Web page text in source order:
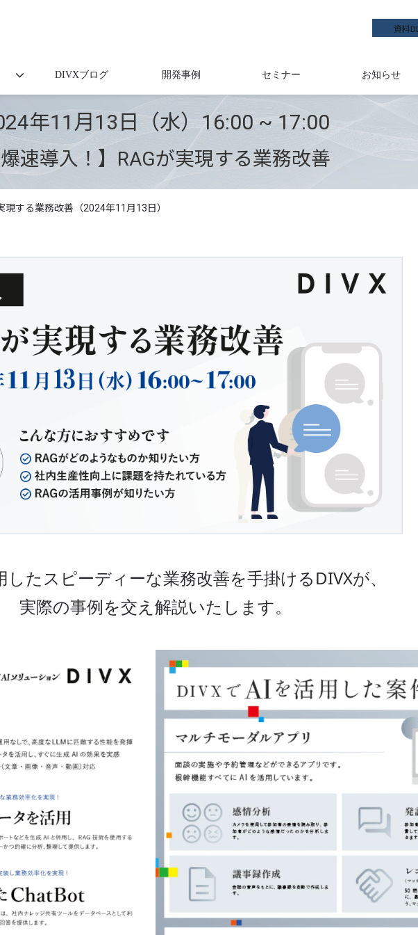
資料DL
DIVXブログ 開発事例 セミナー お知らせ
年11月13日（水）16:00 ~ 17:00
速導入！】RAGが実現する業務改善
現する業務改善（2024年11月13日）
したスピーディーな業務改善を手掛けるDIVXが、
実際の事例を交え解説いたします。